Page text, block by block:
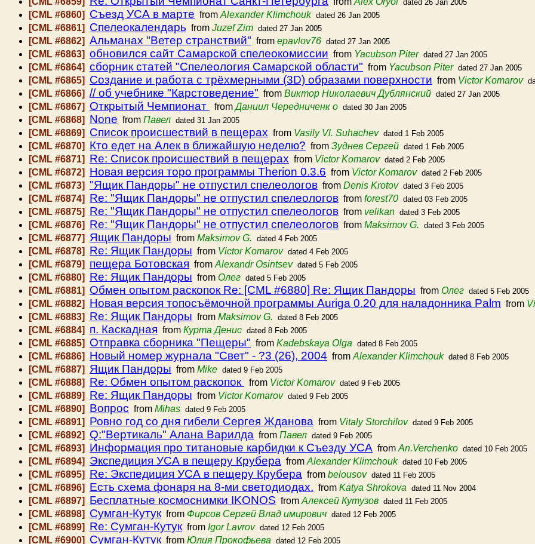
dated 26 Jan 2005
[CML #6860] Съезд УСА в марте from Alexander Klimchouk dated 26 Jan 2005
[CML #6861] Спелеокалендарь from Juzef Zim dated 27 Jan 2005
[CML #6862] Альманах "Ветер странствий" from epavlov76 dated 27 Jan 2005
[CML #6863] обновился сайт Самарской спелеокомиссии from Yacubson Piter dated 27 Jan 2005
[CML #6864] сборник статей "Спелеология Самарской области" from Yacubson Piter dated 27 Jan 2005
[CML #6865] Создание и работа с трёхмерными (3D) образами поверхности from Victor Komarov
[CML #6866] // об учебнике "Карстоведение" from Виктор Николаевич Дублянский dated 27 Jan 2005
[CML #6867] Открытый Чемпионат fromДаниил Чередниченк о dated 30 Jan 2005
[CML #6868] None from Павел dated 31 Jan 2005
[CML #6869] Список происшествий в пещерах from Vasily Vl. Suhachev dated 1 Feb 2005
[CML #6870] Кто едет на Алек в ближайшую неделю? from Зуднев Сергей dated 1 Feb 2005
[CML #6871] Re: Список происшествий в пещерах from Victor Komarov dated 2 Feb 2005
[CML #6872] Новая версия торо программы Therion 0.3.6 from Victor Komarov dated 2 Feb 2005
[CML #6873] "Ящик Пандоры" не отпустил спелеологов from Denis Krotov dated 3 Feb 2005
[CML #6874] Re: "Ящик Пандоры" не отпустил спелеологов from forest70 dated 03 Feb 2005
[CML #6875] Re: "Ящик Пандоры" не отпустил спелеологов from velikan dated 3 Feb 2005
[CML #6876] Re: "Ящик Пандоры" не отпустил спелеологов from Maksimov G. dated 3 Feb 2005
[CML #6877] Ящик Пандоры from Maksimov G. dated 4 Feb 2005
[CML #6878] Re: Ящик Пандоры from Victor Komarov dated 4 Feb 2005
[CML #6879] пещера Ботовская from Alexandr Osintsev dated 5 Feb 2005
[CML #6880] Re: Ящик Пандоры from Олег dated 5 Feb 2005
[CML #6881] Обмен опытом раскопок Re: [CML #6880] Re: Ящик Пандоры from Олег dated 5 Feb 2005
[CML #6882] Новая версия топосъёмочной программы Auriga 0.20 для наладонника Palm from
[CML #6883]
Re: Ящик Пандоры from Maksimov G. dated 8 Feb 2005
[CML #6884] п. Каскадная from Курта Денис dated 8 Feb 2005
[CML #6885] Отправка сборника "Пещеры" from Kadebskaya Olga dated 8 Feb 2005
[CML #6886] Новый номер журнала "Свет" - ?3 (26), 2004 from Alexander Klimchouk dated 8 Feb 2005
[CML #6887] Ящик Пандоры from Mike dated 9 Feb 2005
[CML #6888] Re: Обмен опытом раскопок from Victor Komarov dated 9 Feb 2005
[CML #6889] Re: Ящик Пандоры from Victor Komarov dated 9 Feb 2005
[CML #6890] Вопрос from Mihas dated 9 Feb 2005
[CML #6891] Ровно год со дня гибели Сергея Жданова from Vitaly Storchilov dated 9 Feb 2005
[CML #6892] Q:"Вертикаль" Алана Варилда from Павел dated 9 Feb 2005
[CML #6893] Информация про титановые карбидки к Съезду УСА from An.Verchenko dated 10 Feb 2005
[CML #6894] Экспедиция УСА в пещеру Крубера from Alexander Klimchouk dated 10 Feb 2005
[CML #6895] Re: Экспедиция УСА в пещеру Крубера from belousov dated 11 Feb 2005
[CML #6896] Есть схема фонаря на 8-ми светодиодах. from Katya Shrokova dated 11 Nov 2004
[CML #6897] Бесплатные космоснимки IKONOS from Алексей Кутузов dated 11 Feb 2005
[CML #6898] Сумган-Кутук from Фирсов Сергей Влад имирович dated 12 Feb 2005
[CML #6899] Re: Сумган-Кутук from Igor Lavrov dated 12 Feb 2005
[CML #6900] Сумган-Кутук from Юлия Прокофьева dated 12 Feb 2005